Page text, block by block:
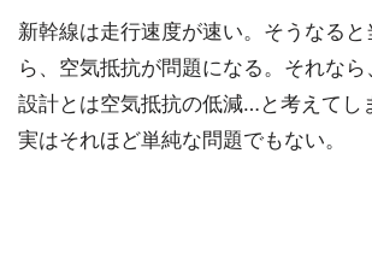
新幹線は走行速度が速い。そうなる
ら、空気抵抗が問題になる。それな
設計とは空気抵抗の低減…と考えてし
実はそれほど単純な問題でもない。